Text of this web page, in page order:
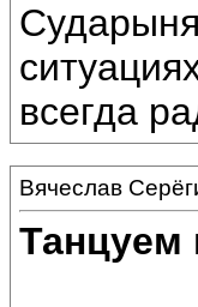
всегда
Вячеслав
Танцуем